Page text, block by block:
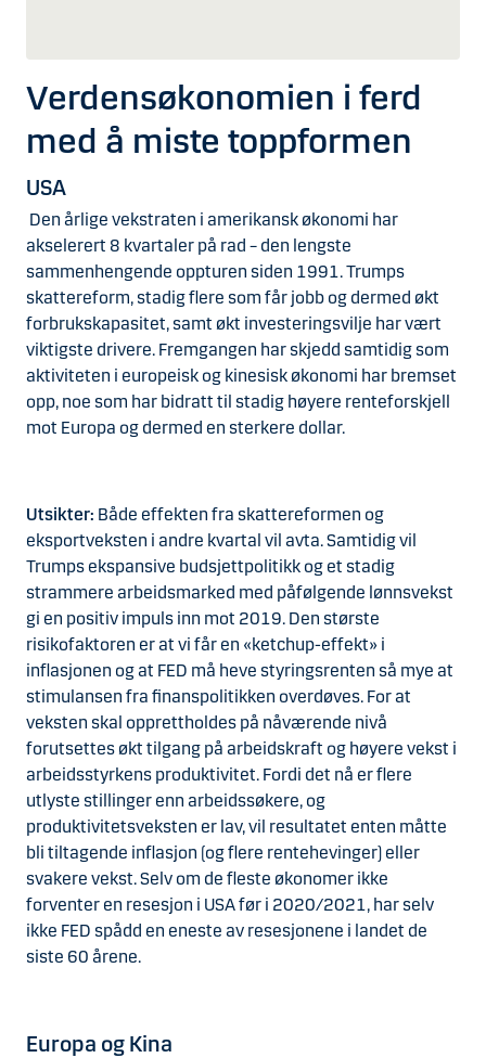
Verdensøkonomien i ferd
med å miste toppformen
USA
Den årlige vekstraten i amerikansk økonomi har
akselerert 8 kvartaler på rad – den lengste
sammenhengende oppturen siden 1991. Trumps
skattereform, stadig flere som får jobb og dermed økt
forbrukskapasitet, samt økt investeringsvilje har vært
viktigste drivere. Fremgangen har skjedd samtidig som
aktiviteten i europeisk og kinesisk økonomi har bremset
opp, noe som har bidratt til stadig høyere renteforskjell
mot Europa og dermed en sterkere dollar.
Utsikter: Både effekten fra skattereformen og
eksportveksten i andre kvartal vil avta. Samtidig vil
Trumps ekspansive budsjettpolitikk og et stadig
strammere arbeidsmarked med påfølgende lønnsvekst
gi en positiv impuls inn mot 2019. Den største
risikofaktoren er at vi får en «ketchup-effekt» i
inflasjonen og at FED må heve styringsrenten så mye at
stimulansen fra finanspolitikken overdøves. For at
veksten skal opprettholdes på nåværende nivå
forutsettes økt tilgang på arbeidskraft og høyere vekst i
arbeidsstyrkens produktivitet. Fordi det nå er flere
utlyste stillinger enn arbeidssøkere, og
produktivitetsveksten er lav, vil resultatet enten måtte
bli tiltagende inflasjon (og flere rentehevinger) eller
svakere vekst. Selv om de fleste økonomer ikke
forventer en resesjon i USA før i 2020/2021, har selv
ikke FED spådd en eneste av resesjonene i landet de
siste 60 årene.
Europa og Kina